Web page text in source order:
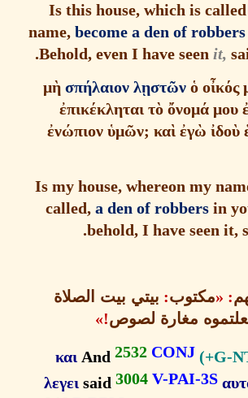
Is this house, which
name,become a den of
Behold, even I have
μὴ σπήλαιον λῃστῶν ὁ
ἐπικέκληται τὸ ὄνομ
ἐν ώπιον ὑμῶν; καὶ ἐγ
Is my house, whereon
called,a den of
behold, I have
:بيتي بيت الصلاة
مغارة لصوص!»
καιAnd2532 CONJ
λεγειsaid3004V-PAI-